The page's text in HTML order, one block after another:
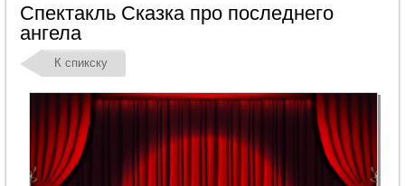
Спектакль Сказка про последнего
ангела
К спикску